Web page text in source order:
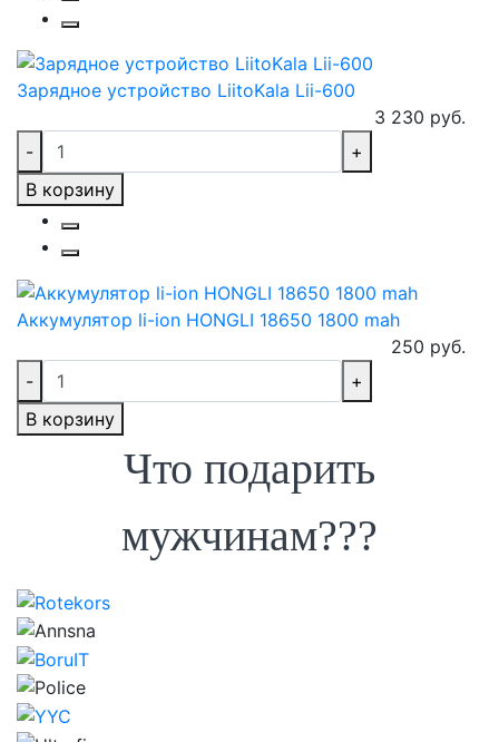
Зарядное устройство LiitoKala Lii-600
3 230 руб.
-
+
В корзину
Аккумулятор li-ion HONGLI 18650 1800 mah
250 руб.
-
+
В корзину
Что подарить
мужчинам???